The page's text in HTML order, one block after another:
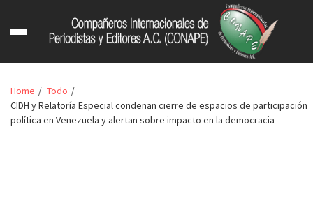
Home
Todo
CIDH y Relatoría Especial condenan cierre de espacios de participación
política en Venezuela y alertan sobre impacto en la democracia